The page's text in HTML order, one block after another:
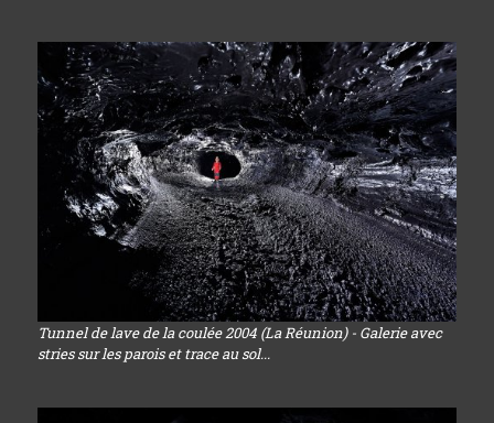
Tunnel de lave de la coulée 2004 (La Réunion) - Galerie avec
stries sur les parois et trace au sol...